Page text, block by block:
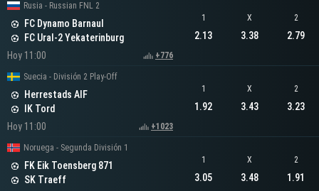
Rusia - Russian FNL 2
FC Dynamo Barnaul
FC Ural-2 Yekaterinburg
Hoy 11:00
+776
1
2.13
X
3.38
2
2.79
Suecia - División 2 Play-Off
Herrestads AIF
IK Tord
Hoy 11:00
+1023
1
1.92
X
3.43
2
3.23
Noruega - Segunda División 1
FK Eik Toensberg 871
SK Traeff
1
3.05
X
3.48
2
1.91